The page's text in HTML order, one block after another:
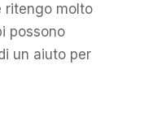
ritengo molto
possono
un aiuto per